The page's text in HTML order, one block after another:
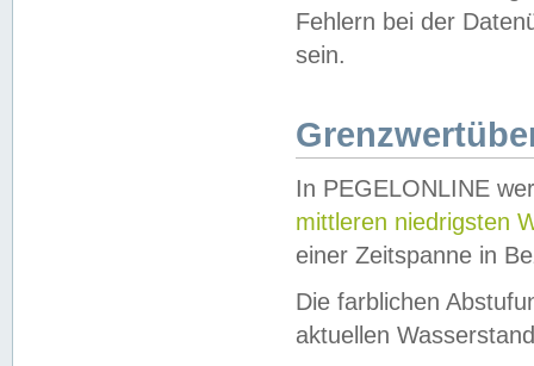
Fehlern bei der
sein.
In PEGELONLINE
mittleren niedrigsten
einer Zeitspanne in
Die farblichen
aktuellen